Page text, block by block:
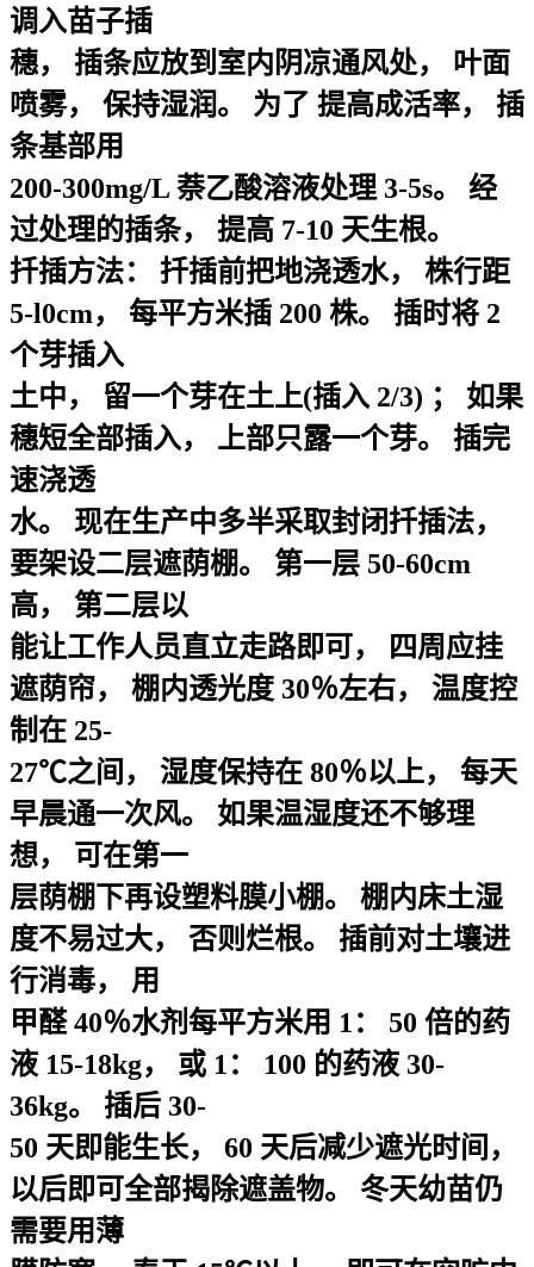
调入苗子插
穗， 插条应放到室内阴凉通风处， 叶面
喷雾， 保持湿润。 为了 提高成活率， 插
条基部用
200-300mg/L 萘乙酸溶液处理 3-5s。 经
过处理的插条， 提高 7-10 天生根。
扦插方法： 扦插前把地浇透水， 株行距
5-l0cm， 每平方米插 200 株。 插时将 2
个芽插入
土中， 留一个芽在土上(插入 2/3) ； 如果
穗短全部插入， 上部只露一个芽。 插完
速浇透
水。 现在生产中多半采取封闭扦插法，
要架设二层遮荫棚。 第一层 50-60cm
高， 第二层以
能让工作人员直立走路即可， 四周应挂
遮荫帘， 棚内透光度 30％左右， 温度控
制在 25-
27℃之间， 湿度保持在 80％以上， 每天
早晨通一次风。 如果温湿度还不够理
想， 可在第一
层荫棚下再设塑料膜小棚。 棚内床土湿
度不易过大， 否则烂根。 插前对土壤进
行消毒， 用
甲醛 40％水剂每平方米用 1： 50 倍的药
液 15-18kg， 或 1： 100 的药液 30-
36kg。 插后 30-
50 天即能生长， 60 天后减少遮光时间，
以后即可全部揭除遮盖物。 冬天幼苗仍
需要用薄